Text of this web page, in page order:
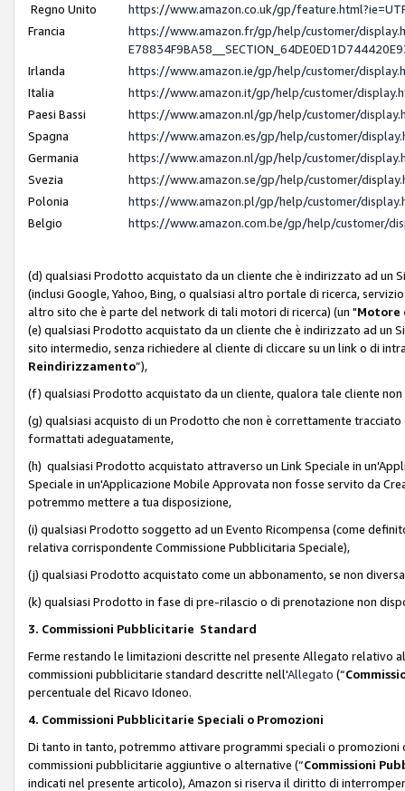
Regno Unito
https://www.amazon.co.uk/gp/
Francia
https://www.amazon.fr/gp/help/customer/
Irlanda
https://www.amazon.ie/gp/help/customer/
Italia
https://www.amazon.it/gp/help/customer/
Paesi Bassi
https://www.amazon.nl/gp/help/customer/
Spagna
https://www.amazon.es/gp/help/customer/
Germania
https://www.amazon.nl/gp/help/customer/
Svezia
https://www.amazon.se/gp/help/customer/
Polonia
https://www.amazon.pl/gp/help/customer/
Belgio
https://www.amazon.com.be/gp/help/customer/
(d) qualsiasi Prodotto acquistato da un cliente che è indirizzato ad un
(inclusi Google, Yahoo, Bing, o qualsiasi altro portale di ricerca,
altro sito che è parte del network di tali motori di ricerca) (un "Motore
(e) qualsiasi Prodotto acquistato da un cliente che è indirizzato ad un
sito intermedio, senza richiedere al cliente di cliccare su un link o di
Reindirizzamento”),
(f) qualsiasi Prodotto acquistato da un cliente, qualora tale cliente
(g) qualsiasi acquisto di un Prodotto che non è correttamente
formattati adeguatamente,
(h) qualsiasi Prodotto acquistato attraverso un Link Speciale in
Speciale in un'Applicazione Mobile Approvata non fosse servito da
potremmo mettere a tua disposizione,
(i) qualsiasi Prodotto soggetto ad un Evento Ricompensa (come
relativa corrispondente Commissione Pubblicitaria Speciale),
(j) qualsiasi Prodotto acquistato come un abbonamento, se non
(k) qualsiasi Prodotto in fase di pre-rilascio o di prenotazione non
3. Commissioni Pubblicitarie Standard
Ferme restando le limitazioni descritte nel presente Allegato relativo
commissioni pubblicitarie standard descritte nell'Allegato (“
percentuale del Ricavo Idoneo.
4. Commissioni Pubblicitarie Speciali o Promozioni
Di tanto in tanto, potremmo attivare programmi speciali o
commissioni pubblicitarie aggiuntive o alternative (“Commissioni
indicati nel presente articolo), Amazon si riserva il diritto di